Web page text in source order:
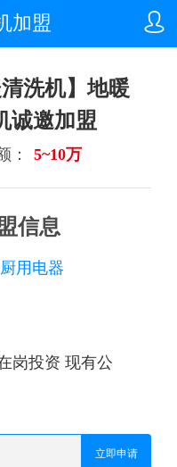

加盟
清洗机】地暖
诚邀加盟
： 5~10万
信息
厨用电器
岗投资 现有公
立即申请